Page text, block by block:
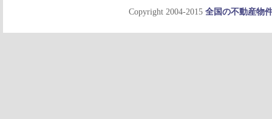
Copyright 2004-2015 全国の不動産物